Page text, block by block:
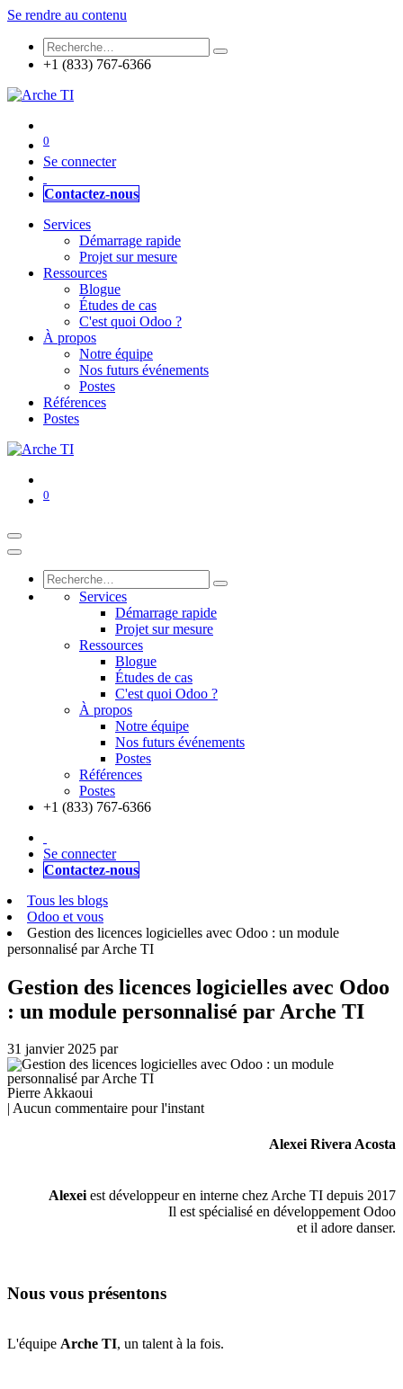
Se rendre au contenu
+1 (833) 767-6366
0
Se connecter
Contactez-nous
Services
Démarrage rapide
Projet sur mesure
Ressources
Blogue
Études de cas
C'est quoi Odoo ?
À propos
Notre équipe
Nos futurs événements
Postes
Références
Postes
0
Services
Démarrage rapide
Projet sur mesure
Ressources
Blogue
Études de cas
C'est quoi Odoo ?
À propos
Notre équipe
Nos futurs événements
Postes
Références
Postes
+1 (833) 767-6366
Se connecter
Contactez-nous
Tous les blogs
Odoo et vous
Gestion des licences logicielles avec Odoo : un module
personnalisé par Arche TI
Gestion des licences logicielles avec Odoo
: un module personnalisé par Arche TI
31 janvier 2025 par
Pierre Akkaoui
| Aucun commentaire pour l'instant
Alexei Rivera Acosta
Alexei est développeur en interne chez Arche TI depuis 2017
Il est spécialisé en développement Odoo
et il adore danser.
Nous vous présentons
L'équipe Arche TI, un talent à la fois.